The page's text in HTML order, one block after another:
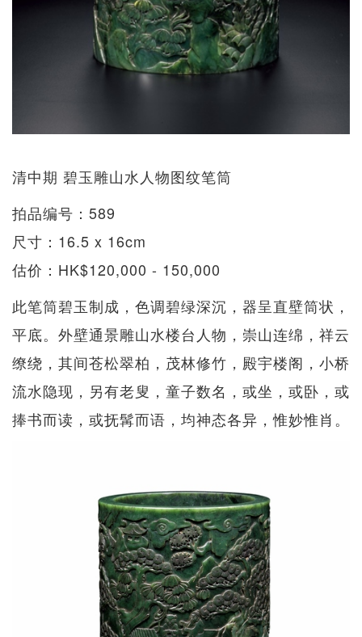
清中期 碧玉雕山水人物图纹笔筒
拍品编号：589
尺寸：16.5 x 16cm
估价：HK$120,000 - 150,000
此笔筒碧玉制成，色调碧绿深沉，器呈直壁筒状，
平底。外壁通景雕山水楼台人物，崇山连绵，祥云
缭绕，其间苍松翠柏，茂林修竹，殿宇楼阁，小桥
流水隐现，另有老叟，童子数名，或坐，或卧，或
捧书而读，或抚髯而语，均神态各异，惟妙惟肖。